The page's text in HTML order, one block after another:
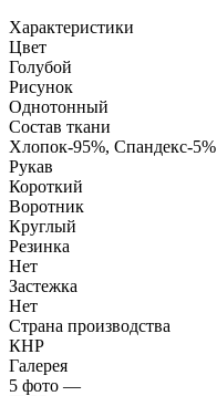
Характеристики
Цвет
Голубой
Рисунок
Однотонный
Состав ткани
Хлопок-95%, Спандекс-5%
Рукав
Короткий
Воротник
Круглый
Резинка
Нет
Застежка
Нет
Страна производства
КНР
Галерея
5 фото —